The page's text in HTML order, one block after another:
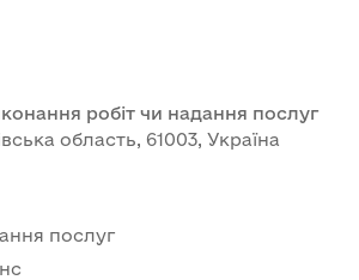
робіт чи надання послуг
область, 61003, Україна
послуг